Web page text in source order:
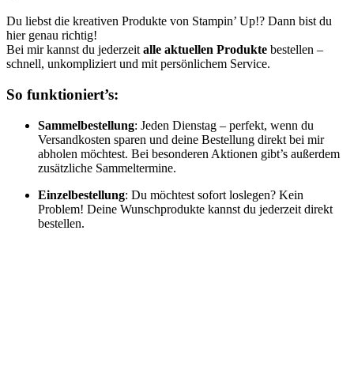
Du liebst die kreativen Produkte von Stampin’ Up!? Dann bist du
hier genau richtig!
Bei mir kannst du jederzeit alle aktuellen Produkte bestellen –
schnell, unkompliziert und mit persönlichem Service.
So funktioniert’s:
Sammelbestellung: Jeden Dienstag – perfekt, wenn du
Versandkosten sparen und deine Bestellung direkt bei mir
abholen möchtest. Bei besonderen Aktionen gibt’s außerdem
zusätzliche Sammeltermine.
Einzelbestellung: Du möchtest sofort loslegen? Kein
Problem! Deine Wunschprodukte kannst du jederzeit direkt
bestellen.